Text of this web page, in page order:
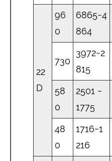
22
D
96
0
6865~4
864
730
3972~2
815
58
0
2501 ~
1775
48
0
1716~1
216